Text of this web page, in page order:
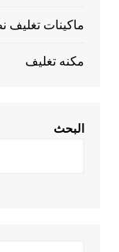
ماكينات تغليف
مكنه تغليف
البحث